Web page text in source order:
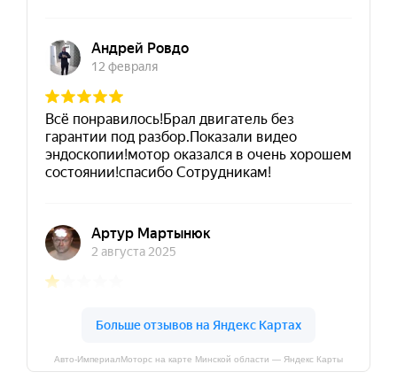
Авто-ИмпериалМоторс на карте Минской области — Яндекс Карты